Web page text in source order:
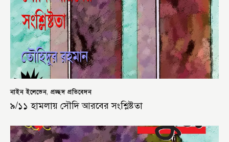
নাইন ইলেভেন,প্রচ্ছদ প্রতিবেদন
৯/১১ হামলায় সৌদি আরবের সংশ্লিষ্টতা